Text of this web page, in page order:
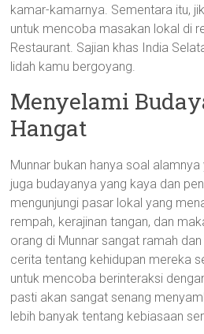
kamar-kamarnya. Sementara itu,
untuk mencoba masakan lokal di
Restaurant. Sajian khas India
lidah kamu bergoyang.
Menyelami
Hangat
Munnar bukan hanya soal
juga budayanya yang kaya dan
mengunjungi pasar lokal yang
rempah, kerajinan tangan, dan
orang di Munnar sangat ramah
cerita tentang kehidupan mereka
untuk mencoba berinteraksi
pasti akan sangat senang
lebih banyak tentang kebiasaan